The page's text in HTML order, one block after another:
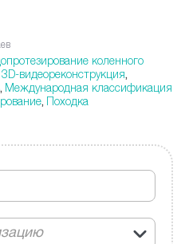
коленного
3D-видеореконструкция,
, Международная классификация
, Походка